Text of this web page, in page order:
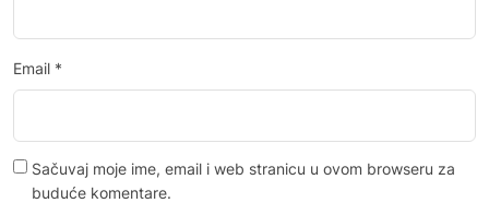
Email *
Sačuvaj moje ime, email i web stranicu u ovom browseru za
buduće komentare.